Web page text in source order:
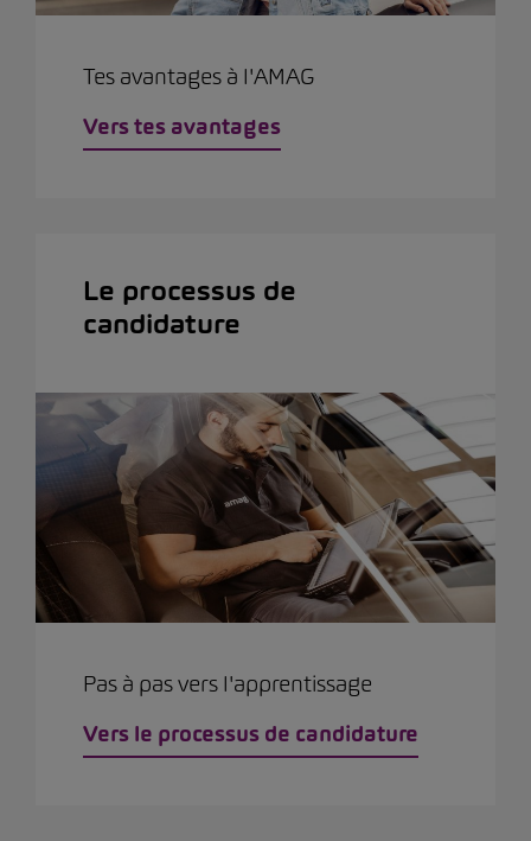
Tes avantages à l'AMAG
Vers tes avantages
Le processus de
candidature
Pas à pas vers l'apprentissage
Vers le processus de candidature